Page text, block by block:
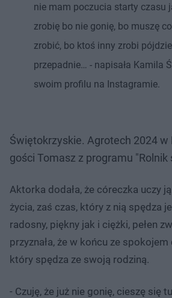
nie mam poczucia starty czasu
zrobię bo nie gonię, bo muszę
zrobić, bo ktoś inny zrobi
przepadnie… - napisała Kamila
swoim profilu na Instagramie.
Świętokrzyskie. Agrotech 2024 w
gości Tomasz z programu "Rolnik
Aktorka dodała, że córeczka uczy
życia, zaś czas, który z nią spędza
radosny, piękny jak i ciężki, pełen
przyznała, że w końcu ze
który spędza ze swoją rodziną.
- Czuję, że już nie gonię, cieszę się